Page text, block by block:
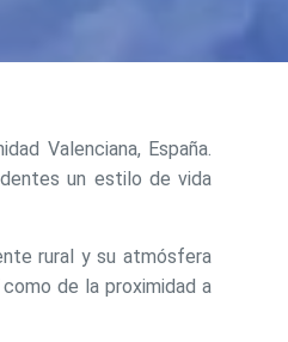
Valenciana, España.
un estilo de vida
rural y su atmósfera
de la proximidad a
activas